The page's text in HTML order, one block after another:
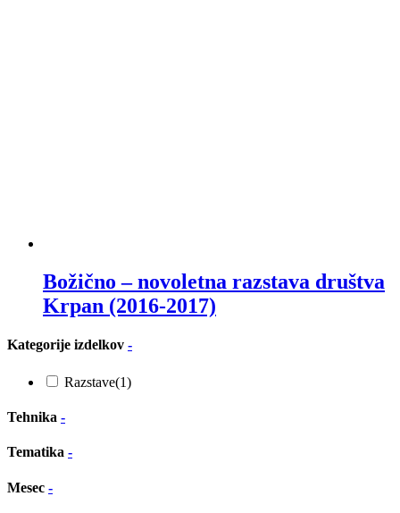
Božično – novoletna razstava društva
Krpan (2016-2017)
Kategorije izdelkov -
Razstave(1)
Tehnika -
Tematika -
Mesec -